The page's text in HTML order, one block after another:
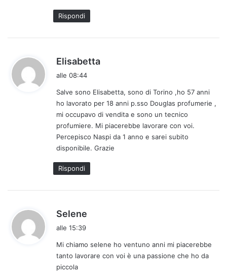
Rispondi
Elisabetta
e
t
t
o
:
alle 08:44
Salve sono Elisabetta, sono di Torino ,ho 57 anni
ho lavorato per 18 anni p.sso Douglas profumerie ,
mi occupavo di vendita e sono un tecnico
profumiere. Mi piacerebbe lavorare con voi.
Percepisco Naspi da 1 anno e sarei subito
disponibile. Grazie
Rispondi
Selene
e
t
alle 15:39
Mi chiamo selene ho ventuno anni mi piacerebbe
tanto lavorare con voi è una passione che ho da
piccola